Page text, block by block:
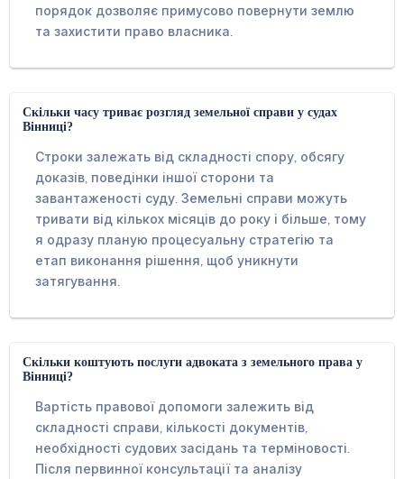
порядок дозволяє примусово повернути землю
та захистити право власника.
Скільки часу триває розгляд земельної справи у судах
Вінниці?
Строки залежать від складності спору, обсягу
доказів, поведінки іншої сторони та
завантаженості суду. Земельні справи можуть
тривати від кількох місяців до року і більше, тому
я одразу планую процесуальну стратегію та
етап виконання рішення, щоб уникнути
затягування.
Скільки коштують послуги адвоката з земельного права у
Вінниці?
Вартість правової допомоги залежить від
складності справи, кількості документів,
необхідності судових засідань та терміновості.
Після первинної консультації та аналізу